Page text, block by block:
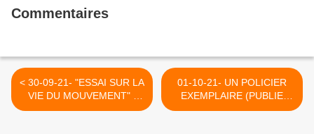
Commentaires
< 30-09-21- "ESSAI SUR LA
VIE DU MOUVEMENT" :
CARLOS PEREZ
01-10-21- UN POLICIER
EXEMPLAIRE (PUBLIE
SUR CE BLOG EN 2011) >